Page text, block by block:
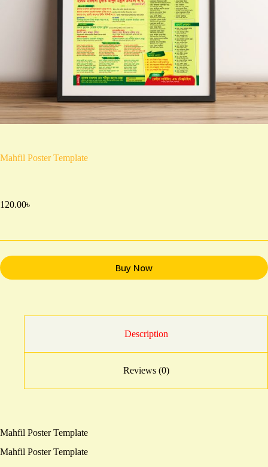
Mahfil Poster Template
120.00৳
Buy Now
Description
Reviews (0)
Mahfil Poster Template
Mahfil Poster Template